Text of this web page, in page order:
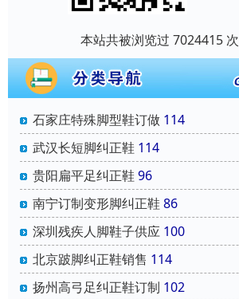
本站共被浏览过 7024415 次
石家庄特殊脚型鞋订做 114
武汉长短脚纠正鞋 114
贵阳扁平足纠正鞋 96
南宁订制变形脚纠正鞋 86
深圳残疾人脚鞋子供应 100
北京跛脚纠正鞋销售 114
扬州高弓足纠正鞋订制 102